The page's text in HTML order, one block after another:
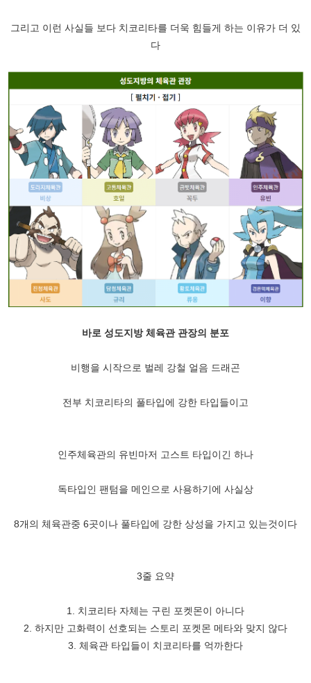
그리고 이런 사실들 보다 치코리타를 더욱 힘들게 하는 이유가 더 있
다
바로 성도지방 체육관 관장의 분포
비행을 시작으로 벌레 강철 얼음 드래곤
전부 치코리타의 풀타입에 강한 타입들이고
인주체육관의 유빈마저 고스트 타입이긴 하나
독타입인 팬텀을 메인으로 사용하기에 사실상
8개의 체육관중 6곳이나 풀타입에 강한 상성을 가지고 있는것이다
3줄 요약
1. 치코리타 자체는 구린 포켓몬이 아니다
2. 하지만 고화력이 선호되는 스토리 포켓몬 메타와 맞지 않다
3. 체육관 타입들이 치코리타를 억까한다